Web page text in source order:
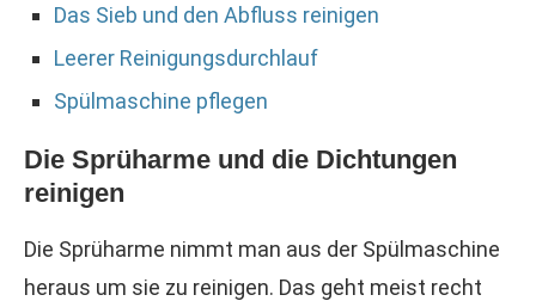
Das Sieb und den Abfluss reinigen
Leerer Reinigungsdurchlauf
Spülmaschine pflegen
Die Sprüharme und die Dichtungen
reinigen
Die Sprüharme nimmt man aus der Spülmaschine
heraus um sie zu reinigen. Das geht meist recht